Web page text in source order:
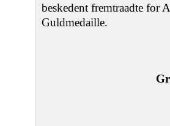
beskedent fremtraadte for
Guldmedaille.